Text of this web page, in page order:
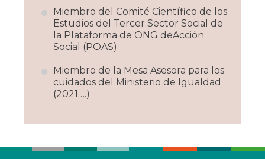
Miembro del Comité Científico de los
Estudios del Tercer Sector Social de
la Plataforma de ONG deAcción
Social (POAS)
Miembro de la Mesa Asesora para los
cuidados del Ministerio de Igualdad
(2021….)